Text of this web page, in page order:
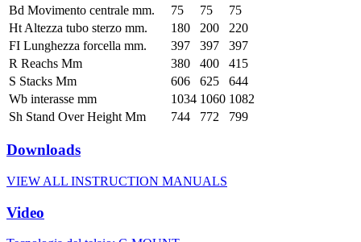
Bd Movimento centrale mm.
75 75
75
Ht Altezza tubo sterzo mm.
180 200
220
FI Lunghezza forcella mm.
397 397
397
R Reachs Mm
380 400
415
S Stacks Mm
606 625
644
Wb interasse mm
1034 1060 1082
Sh Stand Over Height Mm
744 772 799
Downloads
VIEW ALL INSTRUCTION MANUALS
Video